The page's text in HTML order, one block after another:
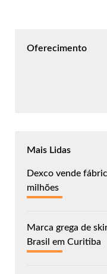
Oferecimento
Mais Lidas
Dexco vende
milhões
Marca grega de
Brasil em Curitiba